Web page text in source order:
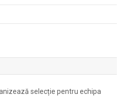
selecție pentru echipa